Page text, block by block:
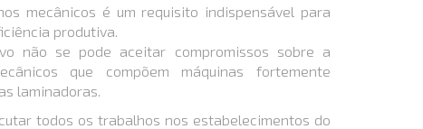
mecânicos é um requisito indispensável para
produtiva.
não se pode aceitar compromissos sobre a
que compõem máquinas fortemente
laminadoras.
todos os trabalhos nos estabelecimentos do